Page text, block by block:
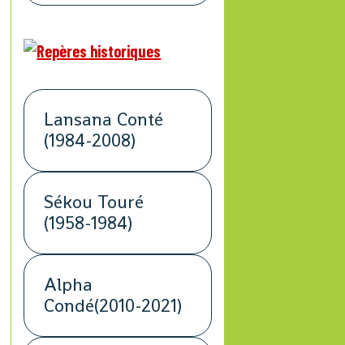
Lansana Conté
(1984-2008)
Sékou Touré
(1958-1984)
Alpha
Condé(2010-2021)